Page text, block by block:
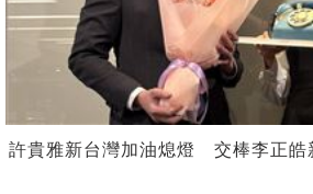
許貴雅新台灣加油熄燈 交棒李正皓